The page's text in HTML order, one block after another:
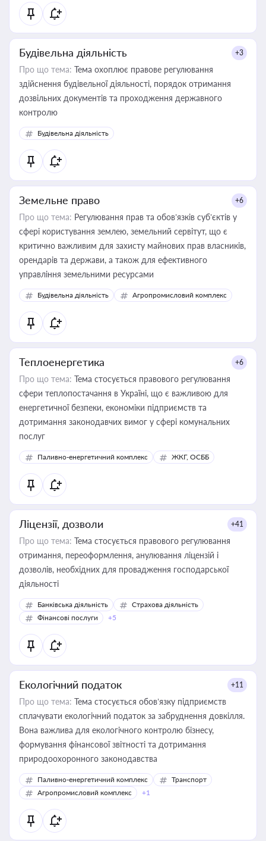
статусу суб'єктів оціночної діяльності
Будівельна діяльність +3
Про що тема: Тема охоплює правове регулювання
здійснення будівельної діяльності, порядок отримання
дозвільних документів та проходження державного
контролю
Будівельна діяльність
Земельне право +6
Про що тема: Регулювання прав та обов’язків суб’єктів у
сфері користування землею, земельний сервітут, що є
критично важливим для захисту майнових прав власників,
орендарів та держави, а також для ефективного
управління земельними ресурсами
Будівельна діяльність Агропромисловий комплекс
Теплоенергетика +6
Про що тема: Тема стосується правового регулювання
сфери теплопостачання в Україні, що є важливою для
енергетичної безпеки, економіки підприємств та
дотримання законодавчих вимог у сфері комунальних
послуг
Паливно-енергетичний комплекс ЖКГ, ОСББ
Ліцензії, дозволи +41
Про що тема: Тема стосується правового регулювання
отримання, переоформлення, анулювання ліцензій і
дозволів, необхідних для провадження господарської
діяльності
Банківська діяльність
Страхова діяльність
Фінансові послуги
+5
Екологічний податок +11
Про що тема: Тема стосується обов’язку підприємств
сплачувати екологічний податок за забруднення довкілля.
Вона важлива для екологічного контролю бізнесу,
формування фінансової звітності та дотримання
природоохоронного законодавства
Паливно-енергетичний комплекс
Транспорт
Агропромисловий комплекс
+1